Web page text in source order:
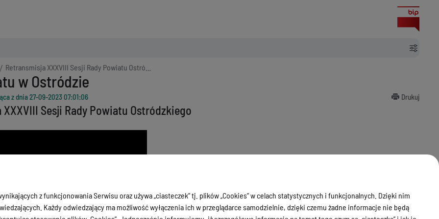
Retransmisja XXXVIII Sesji Rady Powiatu Ostródzkiego
w Ostródzie
z dnia27-09-2023 07:01:06 Drukuj
Sesji Rady Powiatu Ostródzkiego
z funkcjonowania Serwisu oraz używa „ciasteczek” tj. plików „Cookies” w celach statystycznych i funkcjonalnych. Dzięki nim
Każdy odwiedzający ma możliwość wyłączenia ich w przeglądarce samodzielnie, dzięki czemu żadne informacje nie będą